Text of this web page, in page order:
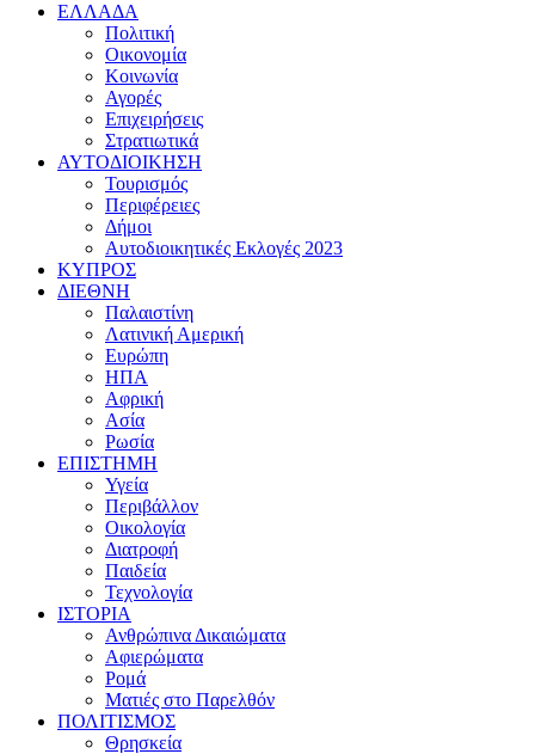
ΕΛΛΑΔΑ
Πολιτική
Οικονομία
Κοινωνία
Αγορές
Επιχειρήσεις
Στρατιωτικά
ΑΥΤΟΔΙΟΙΚΗΣΗ
Τουρισμός
Περιφέρειες
Δήμοι
Αυτοδιοικητικές Εκλογές 2023
ΚΥΠΡΟΣ
ΔΙΕΘΝΗ
Παλαιστίνη
Λατινική Αμερική
Ευρώπη
ΗΠΑ
Αφρική
Ασία
Ρωσία
ΕΠΙΣΤΗΜΗ
Υγεία
Περιβάλλον
Οικολογία
Διατροφή
Παιδεία
Τεχνολογία
ΙΣΤΟΡΙΑ
Ανθρώπινα Δικαιώματα
Αφιερώματα
Ρομά
Ματιές στο Παρελθόν
ΠΟΛΙΤΙΣΜΟΣ
Θρησκεία